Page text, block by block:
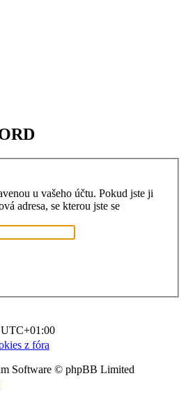
u vašeho účtu. Pokud jste ji
adresa, se kterou jste se
UTC+01:00
z fóra
Software © phpBB Limited